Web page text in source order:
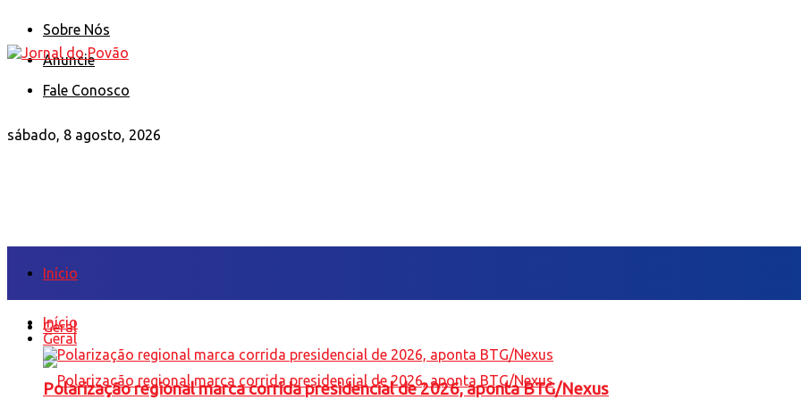
Sobre Nós
Anuncie
Fale Conosco
sábado, 8 agosto, 2026
Início
Geral
Início
Geral
Polarização regional marca corrida presidencial de 2026, aponta BTG/Nexus